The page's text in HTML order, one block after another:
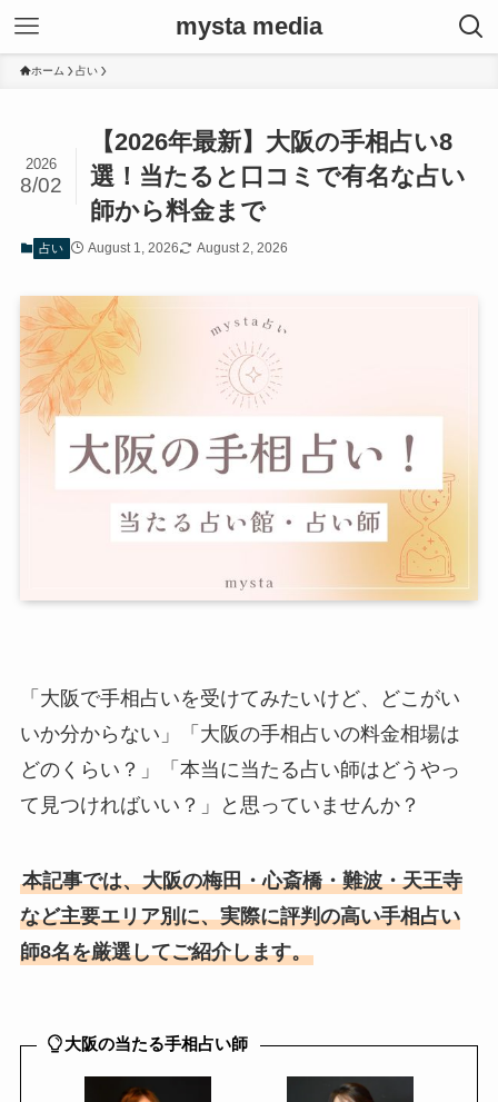
mysta media
ホーム 占い
【2026年最新】大阪の手相占い8
選！当たると口コミで有名な占い
師から料金まで
2026
8/02
占い August 1, 2026 August 2, 2026
「大阪で手相占いを受けてみたいけど、どこがい
いか分からない」「大阪の手相占いの料金相場は
どのくらい？」「本当に当たる占い師はどうやっ
て見つければいい？」と思っていませんか？
本記事では、大阪の梅田・心斎橋・難波・天王寺
など主要エリア別に、実際に評判の高い手相占い
師8名を厳選してご紹介します。
大阪の当たる手相占い師